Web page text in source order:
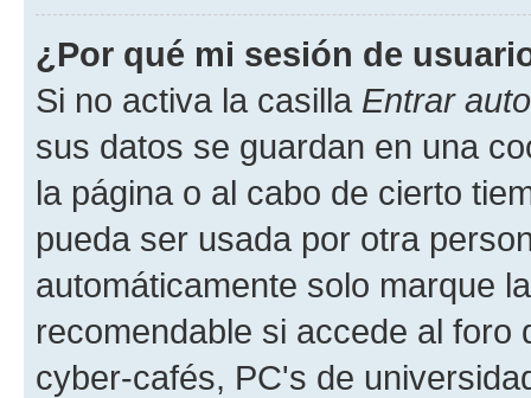
¿Por qué mi sesión de
Si no activa la casilla Entrar
sus datos se guardan en una
la página o al cabo de cierto
pueda ser usada por otra
automáticamente solo marque
recomendable si accede al foro
cyber-cafés, PC's de